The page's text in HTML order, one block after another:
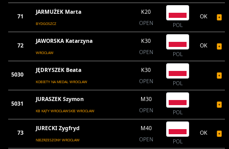
71
JARMUŻEK Marta
BYDGOSZCZ
K20
OPEN
POL
OK
72
JAWORSKA Katarzyna
WROCŁAW
K30
OPEN
POL
OK
5030
JĘDRYSZEK Beata
KOBIETY NA MEDAL WROCŁAW
K30
OPEN
POL
5031
JURASZEK Szymon
KB KĄTY WROCŁAWSKIE WROCŁAW
M30
OPEN
POL
73
JURECKI Zygfryd
NIEZRZESZONY WROCŁAW
M40
OPEN
POL
OK